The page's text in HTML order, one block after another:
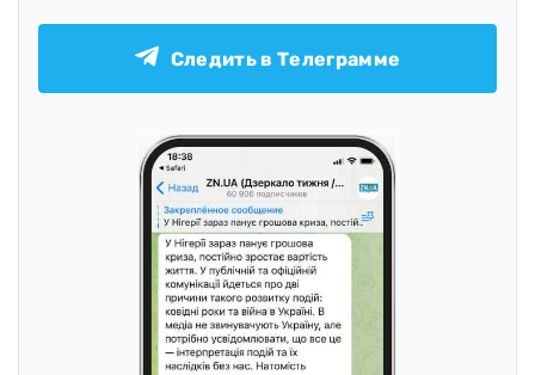
Следить в Телеграмме